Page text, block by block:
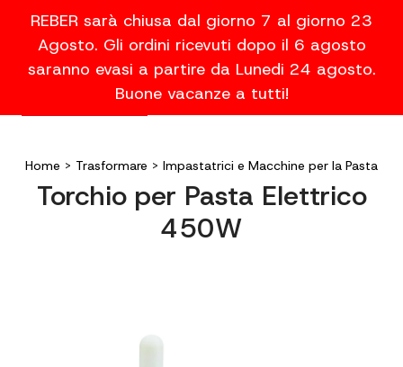
REBER sarà chiusa dal giorno 7 al giorno 23
Agosto. Gli ordini ricevuti dopo il 6 agosto
saranno evasi a partire da Lunedi 24 agosto.
Buone vacanze a tutti!
Home > Trasformare > Impastatrici e Macchine per la Pasta
Torchio per Pasta Elettrico
450W